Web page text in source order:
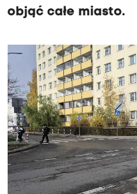
objąć całe miasto.